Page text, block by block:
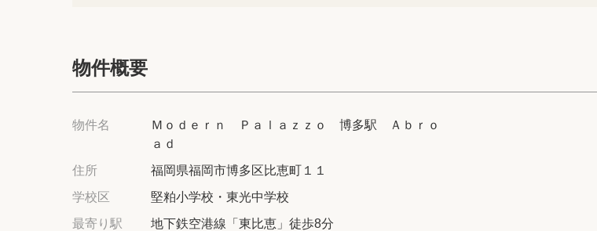
物件概要
物件名
Ｍｏｄｅｒｎ Ｐａｌａｚｚｏ 博多駅 Ａｂｒｏ
ａｄ
住所
福岡県福岡市博多区比恵町１１
学校区
堅粕小学校・東光中学校
最寄り駅
地下鉄空港線「東比恵」徒歩8分